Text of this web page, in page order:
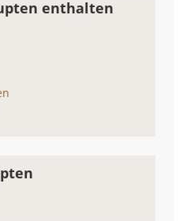
enthalten